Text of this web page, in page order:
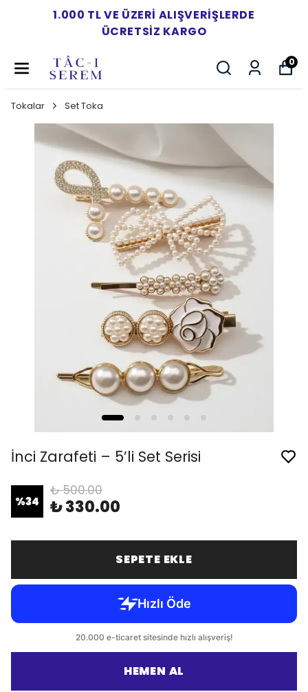
1.000 TL VE ÜZERI ALIŞVERIŞLERDE
ÜCRETSIZ KARGO
0
Tokalar Set Toka
İnci Zarafeti – 5’li Set Serisi
%34
₺ 500.00
₺ 330.00
SEPETE EKLE
HEMEN AL